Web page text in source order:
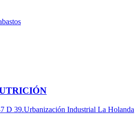
D 39.Urbanización Industrial La Holanda